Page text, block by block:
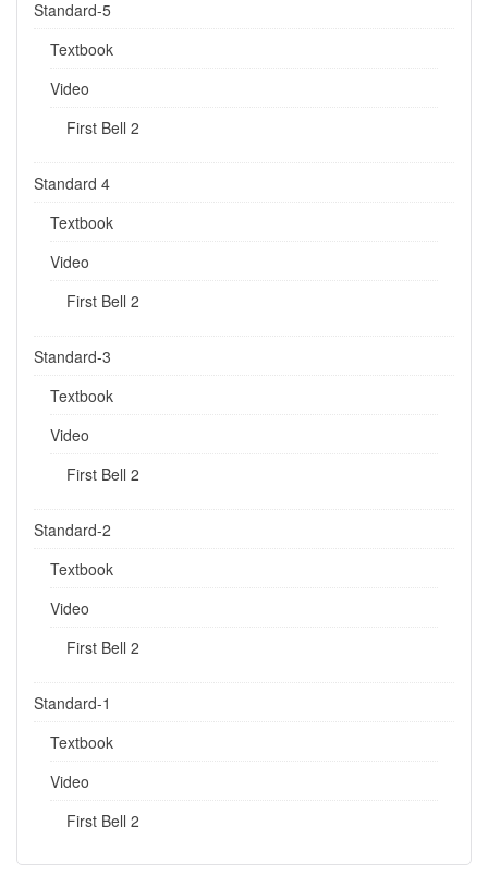
Standard-5
Textbook
Video
First Bell 2
Standard 4
Textbook
Video
First Bell 2
Standard-3
Textbook
Video
First Bell 2
Standard-2
Textbook
Video
First Bell 2
Standard-1
Textbook
Video
First Bell 2